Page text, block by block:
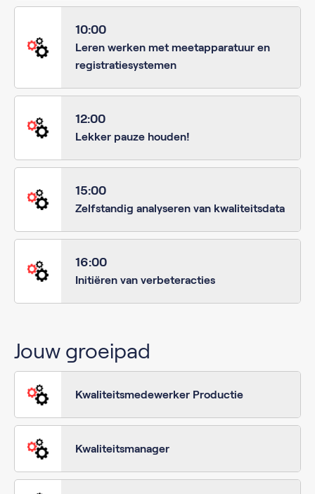
10:00
Leren werken met meetapparatuur en
registratiesystemen
12:00
Lekker pauze houden!
15:00
Zelfstandig analyseren van kwaliteitsdata
16:00
Initiëren van verbeteracties
Jouw groeipad
Kwaliteitsmedewerker Productie
Kwaliteitsmanager